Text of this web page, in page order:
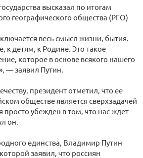
высказал по итогам
географического общества (РГО)
весь смысл жизни, бытия.
к детям, к Родине. Это такое
которое в основе всякого нашего
— заявил Путин.
президент отметил, что ее
обществе является сверхзадачей
просто убежден в том, что нас ждет
он.
единства, Владимир Путин
заявил, что россиян